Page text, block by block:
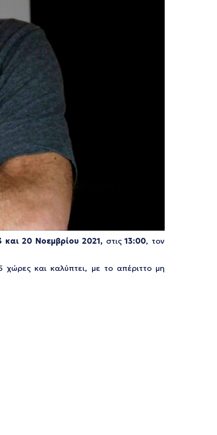
και 20 Νοεμβρίου 2021, στις13:00, τον
και καλύπτει, με το απέριττο μη